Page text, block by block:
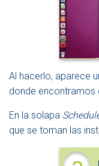
Al hacerlo, aparece
donde encontramos
En la solapa
que se toman las